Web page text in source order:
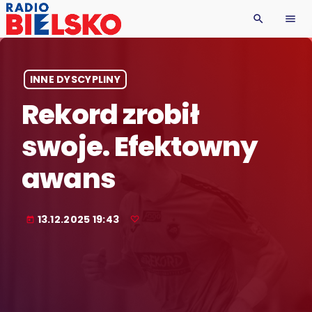
search menu
INNE DYSCYPLINY
Rekord zrobił
swoje. Efektowny
awans
today 13.12.2025 19:43